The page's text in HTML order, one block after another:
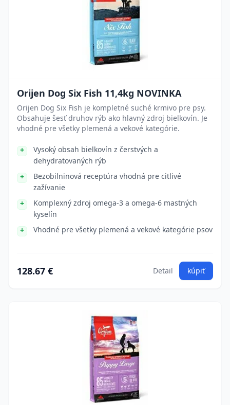
Orijen Dog Six Fish 11,4kg NOVINKA
Orijen Dog Six Fish je kompletné suché krmivo pre psy.
Obsahuje šesť druhov rýb ako hlavný zdroj bielkovín. Je
vhodné pre všetky plemená a vekové kategórie.
Vysoký obsah bielkovín z čerstvých a
dehydratovaných rýb
Bezobilninová receptúra vhodná pre citlivé
zažívanie
Komplexný zdroj omega-3 a omega-6 mastných
kyselín
Vhodné pre všetky plemená a vekové kategórie psov
128.67 € Detail kúpiť